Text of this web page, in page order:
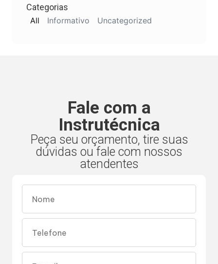
Categorias
Informativo Uncategorized
All
Fale com a
Instrutécnica
Peça seu orçamento, tire suas
dúvidas ou fale com nossos
atendentes